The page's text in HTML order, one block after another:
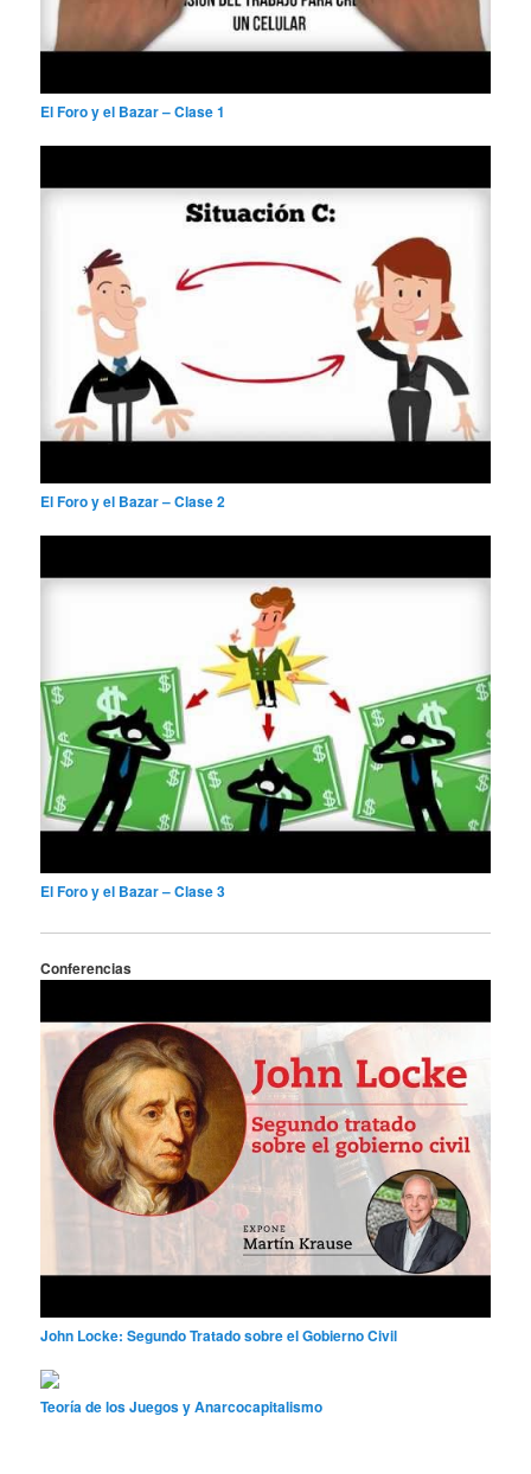
El Foro y el Bazar – Clase 1
El Foro y el Bazar – Clase 2
El Foro y el Bazar – Clase 3
Conferencias
John Locke: Segundo Tratado sobre el Gobierno Civil
Teoría de los Juegos y Anarcocapitalismo